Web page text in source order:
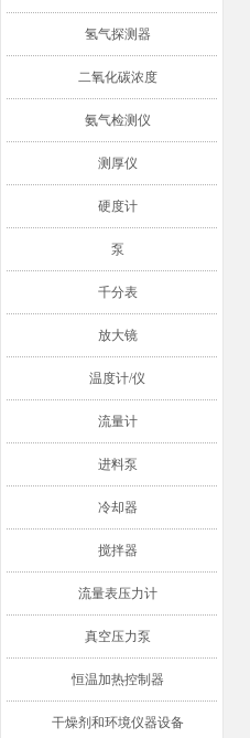
氢气探测器
二氧化碳浓度
氨气检测仪
测厚仪
硬度计
泵
千分表
放大镜
温度计/仪
流量计
进料泵
冷却器
搅拌器
流量表压力计
真空压力泵
恒温加热控制器
干燥剂和环境仪器设备